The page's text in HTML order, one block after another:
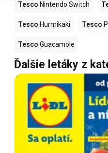
Tesco Nintendo Switch
Tesco Hurmikaki Tesco
Tesco Guacamole
Ďalšie letáky z